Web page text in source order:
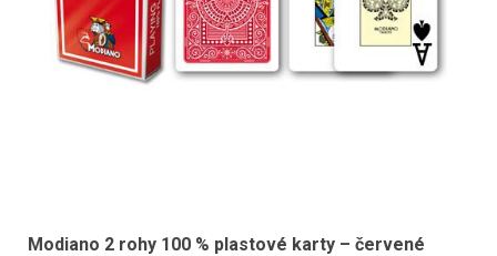
Modiano 2 rohy 100 % plastové karty – červené